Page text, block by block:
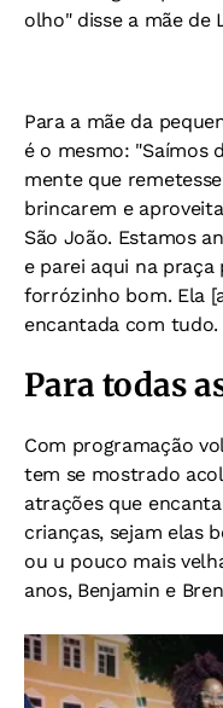
olho" disse a mãe de
Para a mãe da
é o mesmo: "Saímos
mente que
brincarem e
São João. Estamos
e parei aqui na
forrózinho bom. Ela
encantada com tudo.
Para todas
Com programação
tem se mostrado
atrações que
crianças, sejam elas
ou u pouco mais
anos, Benjamin e